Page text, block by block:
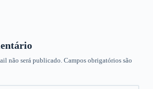
não será publicado. Campos obrigatórios são